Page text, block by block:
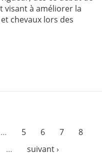
visant à améliorer la
chevaux lors des
… 5 6 7
8
…
suivant ›